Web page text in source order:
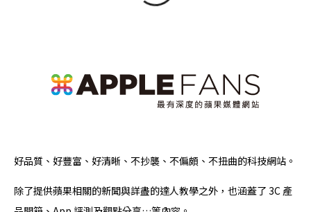
好品質、好豐富、好清晰、不抄襲、不偏頗、不扭曲的科技網站。
除了提供蘋果相關的新聞與詳盡的達人教學之外，也涵蓋了 3C 產